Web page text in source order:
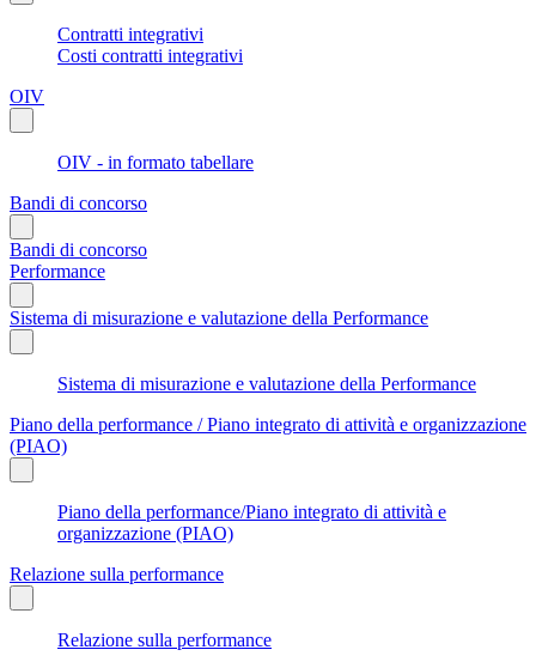
Contratti integrativi
Costi contratti integrativi
OIV
OIV - in formato tabellare
Bandi di concorso
Bandi di concorso
Performance
Sistema di misurazione e valutazione della Performance
Sistema di misurazione e valutazione della Performance
Piano della performance / Piano integrato di attività e organizzazione
(PIAO)
Piano della performance/Piano integrato di attività e
organizzazione (PIAO)
Relazione sulla performance
Relazione sulla performance